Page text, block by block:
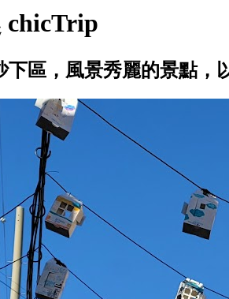
chicTrip
區，風景秀麗的景點，